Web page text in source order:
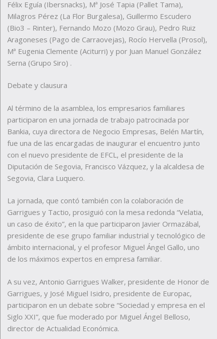
Félix Eguía (Ibersnacks), Mª José Tapia (Pallet Tama),
Milagros Pérez (La Flor Burgalesa), Guillermo Escudero
(Bio3 – Rinter), Fernando Mozo (Mozo Grau), Pedro Ruiz
Aragoneses (Pago de Carraovejas), Rocío Hervella (Prosol),
Mª Eugenia Clemente (Aciturri) y por Juan Manuel González
Serna (Grupo Siro) .
Debate y clausura
Al término de la asamblea, los empresarios familiares
participaron en una jornada de trabajo patrocinada por
Bankia, cuya directora de Negocio Empresas, Belén Martín,
fue una de las encargadas de inaugurar el encuentro junto
con el nuevo presidente de EFCL, el presidente de la
Diputación de Segovia, Francisco Vázquez, y la alcaldesa de
Segovia, Clara Luquero.
La jornada, que contó también con la colaboración de
Garrigues y Tactio, prosiguió con la mesa redonda “Velatia,
un caso de éxito”, en la que participaron Javier Ormazábal,
presidente de ese grupo familiar industrial y tecnológico de
ámbito internacional, y el profesor Miguel Ángel Gallo, uno
de los máximos expertos en empresa familiar.
A su vez, Antonio Garrigues Walker, presidente de Honor de
Garrigues, y José Miguel Isidro, presidente de Europac,
participaron en un debate sobre “Sociedad y empresa en el
Siglo XXI”, que fue moderado por Miguel Ángel Belloso,
director de Actualidad Económica.